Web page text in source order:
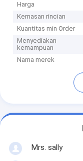
Harga
Kemasan rincian
Kuantitas min Order
Menyediakan
kemampuan
Nama merek
Mrs. sally